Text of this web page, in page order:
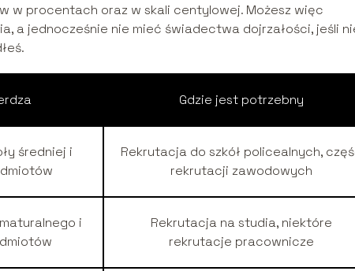
w procentach oraz w skali centylowej. Możesz więc
a jednocześnie nie mieć świadectwa dojrzałości, jeśli
Gdzie jest potrzebny
średniej i
Rekrutacja do szkół policealnych,
rekrutacji zawodowych
i
Rekrutacja na studia, niektóre
rekrutacje pracownicze